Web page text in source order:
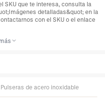
SKU que te interesa, consulta la
detalladas&quot; en la
con el SKU o el enlace
Pulseras de acero inoxidable